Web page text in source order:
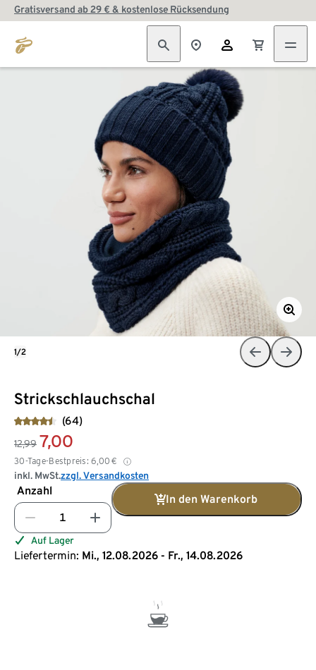
Gratisversand ab 29 € & kostenlose Rücksendung
Strickschlauchschal
(64)
12,99 7,00
30-Tage-Bestpreis: 6,00 €
inkl. MwSt.zzgl. Versandkosten
Anzahl
In den Warenkorb
Auf Lager
Liefertermin: Mi., 12.08.2026 - Fr., 14.08.2026
1/2